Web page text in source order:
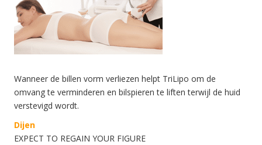
Wanneer de billen vorm verliezen helpt TriLipo om de
omvang te verminderen en bilspieren te liften terwijl de huid
verstevigd wordt.
Dijen
EXPECT TO REGAIN YOUR FIGURE